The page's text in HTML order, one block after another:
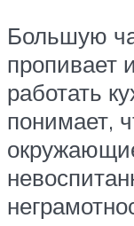
Большую
пропивает
работать
понимает,